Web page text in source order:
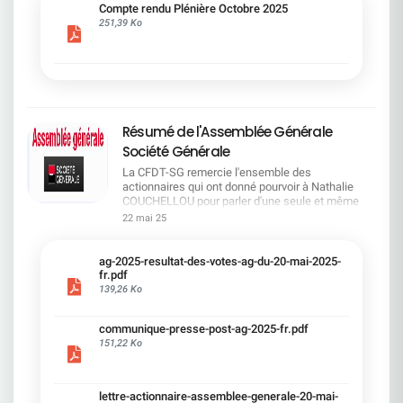
cadre du dialogue social.Bonne lecture !
Compte rendu Plénière Octobre 2025
251,39 Ko
Résumé de l'Assemblée Générale
Société Générale
La CFDT-SG remercie l'ensemble des
actionnaires qui ont donné pourvoir à Nathalie
COUCHELLOU pour parler d'une seule et même
voix.L'assemblée Générale s'est ouverte avec 4
souligné la forte amélioration en 2024 de tous les
facteurs financiers et le premier trimestre 2025
encourageant.Le Directeur Général, Slawomir
solide. Etre une banque simple et intégrée. Etre
une banque efficace. Etre une banque rentable. Le
22 mai 25
ag-2025-resultat-des-votes-ag-du-20-mai-2025-
fr.pdf
139,26 Ko
communique-presse-post-ag-2025-fr.pdf
151,22 Ko
lettre-actionnaire-assemblee-generale-20-mai-